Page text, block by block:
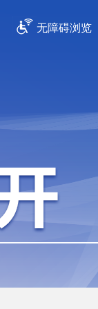
无障碍浏览